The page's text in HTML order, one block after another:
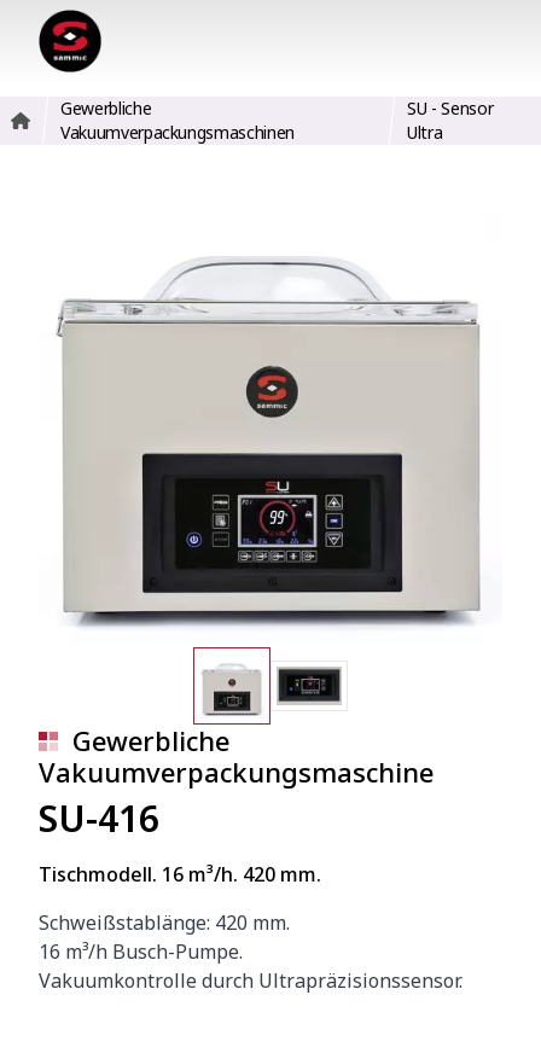
Gewerbliche
Vakuumverpackungsmaschinen
SU - Sensor
Ultra
Gewerbliche
Vakuumverpackungsmaschine
SU-416
Tischmodell. 16 m³/h. 420 mm.
Schweißstablänge: 420 mm.
16 m³/h Busch-Pumpe.
Vakuumkontrolle durch Ultrapräzisionssensor.